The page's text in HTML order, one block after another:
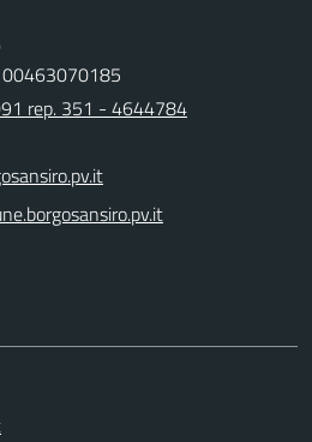
00463070185
rep. 351 - 4644784